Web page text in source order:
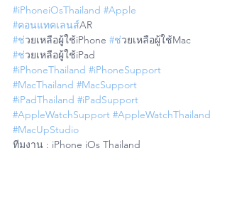
#iPhoneiOsThailand #Apple
#คอนแทคเลนส์AR
#ช่วยเหลือผู้ใช้iPhone #ช่วยเหลือผู้ใช้Mac
#ช่วยเหลือผู้ใช้iPad
#iPhoneThailand #iPhoneSupport
#MacThailand #MacSupport
#iPadThailand #iPadSupport
#AppleWatchSupport #AppleWatchThailand
#MacUpStudio
ทีมงาน : iPhone iOs Thailand